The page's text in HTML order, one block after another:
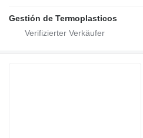
Gestión de Termoplasticos